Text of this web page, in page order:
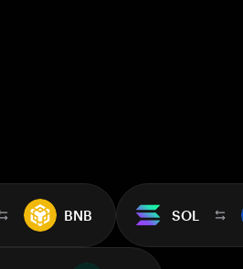
BNB SOL